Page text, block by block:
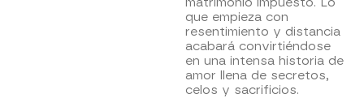
que empieza con
resentimiento y distancia
acabará convirtiéndose
en una intensa historia de
amor llena de secretos,
celos y sacrificios.